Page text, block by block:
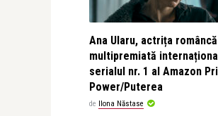
Ana Ularu, actrița româncă
multipremiată
serialul nr. 1 al Amazon
Power/Puterea
de Ilona Năstase